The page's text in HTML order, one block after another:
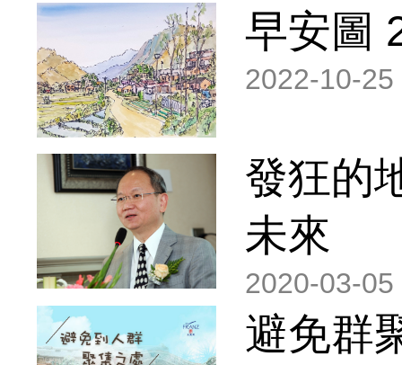
早安圖
2022-10-25
發狂的
未來
2020-03-05
避免群